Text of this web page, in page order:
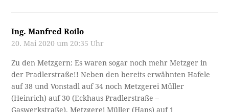
Ing. Manfred Roilo
20. Mai 2020 um 20:35 Uhr
Zu den Metzgern: Es waren sogar noch mehr Metzger in
der Pradlerstraße!! Neben den bereits erwähnten Hafele
auf 38 und Vonstadl auf 34 noch Metzgerei Müller
(Heinrich) auf 30 (Eckhaus Pradlerstraße –
Gaswerkstraße), Metzgerei Müller (Hans) auf 1